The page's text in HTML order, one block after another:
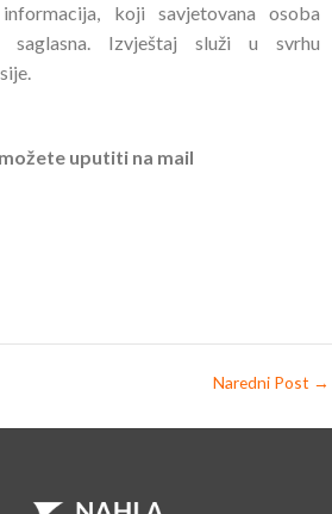
koji savjetovana osoba
Izvještaj služi u svrhu
uputiti na mail
Naredni Post →